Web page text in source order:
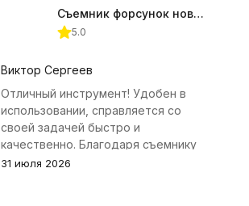
Съемник форсунок новых дизельных двигателей Jonnesway
5.0
Виктор Сергеев
Отличный инструмент! Удобен в
использовании, справляется со
своей задачей быстро и
качественно. Благодаря съемнику
удалось избежать лишних хлопот с
31 июля 2026